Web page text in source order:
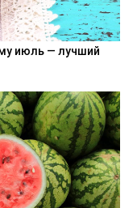
июль — лучший